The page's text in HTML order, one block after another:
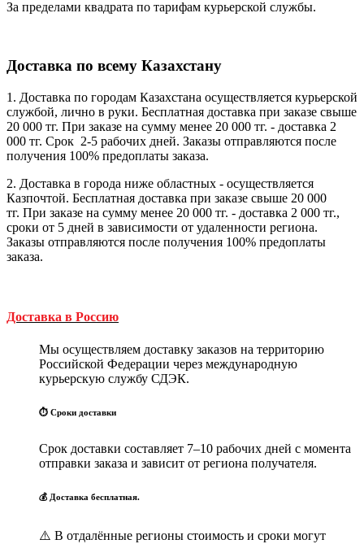
За пределами квадрата по тарифам курьерской службы.
Доставка по всему Казахстану
1. Доставка по городам Казахстана осуществляется курьерской
службой, лично в руки. Бесплатная доставка при заказе свыше
20 000 тг. При заказе на сумму менее 20 000 тг. - доставка 2
000 тг. Cрок 2-5 рабочих дней. Заказы отправляются после
получения 100% предоплаты заказа.
2. Доставка в города ниже областных - осуществляется
Казпочтой. Бесплатная доставка при заказе свыше 20 000
тг. При заказе на сумму менее 20 000 тг. - доставка 2 000 тг.,
сроки от 5 дней в зависимости от удаленности региона.
Заказы отправляются после получения 100% предоплаты
заказа.
Доставка в Россию
Мы осуществляем доставку заказов на территорию
Российской Федерации через международную
курьерскую службу СДЭК.
⏱ Сроки доставки
Срок доставки составляет 7–10 рабочих дней с момента
отправки заказа и зависит от региона получателя.
💰 Доставка бесплатная.
⚠️ В отдалённые регионы стоимость и сроки могут